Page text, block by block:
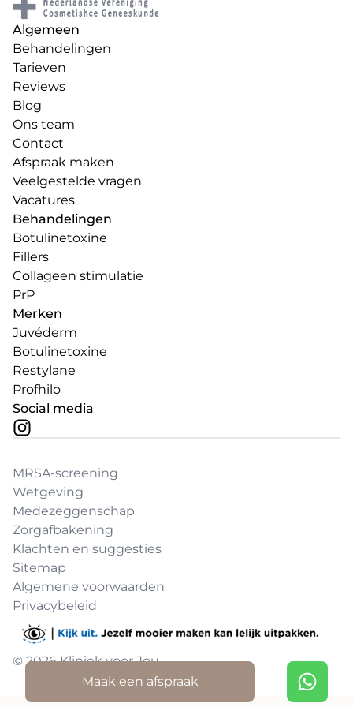
Algemeen
Behandelingen
Tarieven
Reviews
Blog
Ons team
Contact
Afspraak maken
Veelgestelde vragen
Vacatures
Behandelingen
Botulinetoxine
Fillers
Collageen stimulatie
PrP
Merken
Juvéderm
Botulinetoxine
Restylane
Profhilo
Social media
MRSA-screening
Wetgeving
Medezeggenschap
Zorgafbakening
Klachten en suggesties
Sitemap
© 2026 Kliniek voor Jou
Algemene voorwaarden
Privacybeleid
Maak een afspraak